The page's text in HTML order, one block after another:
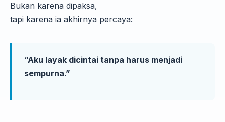
Bukan karena dipaksa,
tapi karena ia akhirnya percaya:
“Aku layak dicintai tanpa harus menjadi
sempurna.”